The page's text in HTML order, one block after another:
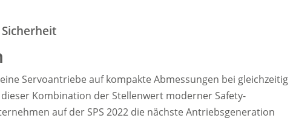
Servoantriebe auf kompakte Abmessungen bei gleichzeitig
Kombination der Stellenwert moderner Safety-
auf der SPS 2022 die nächste Antriebsgeneration